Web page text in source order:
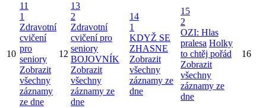
10
11
1
Zdravotní
cvičení
pro
seniory
Zobrazit
všechny
záznamy
ze dne
12
13
2
Zdravotní
cvičení pro
seniory
BOJOVNÍK
Zobrazit
všechny
záznamy ze
dne
14
1
KDYŽ SE
ZHASNE
Zobrazit
všechny
záznamy ze
dne
15
2
OZI: Hlas
pralesa Holky
to chtěj pořád
Zobrazit
všechny
záznamy ze
dne
16